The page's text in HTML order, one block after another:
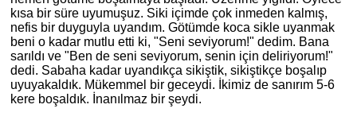
kısa bir süre uyumuşuz. Siki içimde çok inmeden kalmış,
nefis bir duyguyla uyandım. Götümde koca sikle uyanmak
beni o kadar mutlu etti ki, "Seni seviyorum!" dedim. Bana
sarıldı ve "Ben de seni seviyorum, senin için deliriyorum!"
dedi. Sabaha kadar uyandıkça sikiştik, sikiştikçe boşalıp
uyuyakaldık. Mükemmel bir geceydi. İkimiz de sanırım 5-6
kere boşaldık. İnanılmaz bir şeydi.